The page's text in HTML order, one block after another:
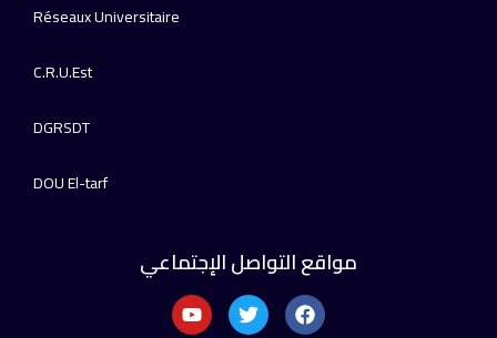
Réseaux Universitaire
C.R.U.Est
DGRSDT
DOU El-tarf
مواقع التواصل الإجتماعي